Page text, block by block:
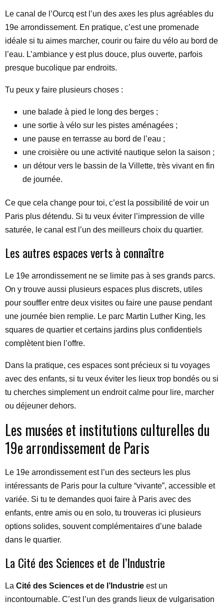
Le canal de l’Ourcq est l’un des axes les plus agréables du
19e arrondissement. En pratique, c’est une promenade
idéale si tu aimes marcher, courir ou faire du vélo au bord de
l’eau. L’ambiance y est plus douce, plus ouverte, parfois
presque bucolique par endroits.
Tu peux y faire plusieurs choses :
une balade à pied le long des berges ;
une sortie à vélo sur les pistes aménagées ;
une pause en terrasse au bord de l’eau ;
une croisière ou une activité nautique selon la saison ;
un détour vers le bassin de la Villette, très vivant en fin
de journée.
Ce que cela change pour toi, c’est la possibilité de voir un
Paris plus détendu. Si tu veux éviter l’impression de ville
saturée, le canal est l’un des meilleurs choix du quartier.
Les autres espaces verts à connaître
Le 19e arrondissement ne se limite pas à ses grands parcs.
On y trouve aussi plusieurs espaces plus discrets, utiles
pour souffler entre deux visites ou faire une pause pendant
une journée bien remplie. Le parc Martin Luther King, les
squares de quartier et certains jardins plus confidentiels
complètent bien l’offre.
Dans la pratique, ces espaces sont précieux si tu voyages
avec des enfants, si tu veux éviter les lieux trop bondés ou si
tu cherches simplement un endroit calme pour lire, marcher
ou déjeuner dehors.
Les musées et institutions culturelles du
19e arrondissement de Paris
Le 19e arrondissement est l’un des secteurs les plus
intéressants de Paris pour la culture “vivante”, accessible et
variée. Si tu te demandes quoi faire à Paris avec des
enfants, entre amis ou en solo, tu trouveras ici plusieurs
options solides, souvent complémentaires d’une balade
dans le quartier.
La Cité des Sciences et de l’Industrie
La Cité des Sciences et de l’Industrie est un
incontournable. C’est l’un des grands lieux de vulgarisation